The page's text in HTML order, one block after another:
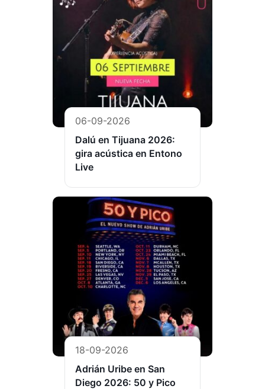
06-09-2026
Dalú en Tijuana 2026:
gira acústica en Entono
Live
18-09-2026
Adrián Uribe en San
Diego 2026: 50 y Pico